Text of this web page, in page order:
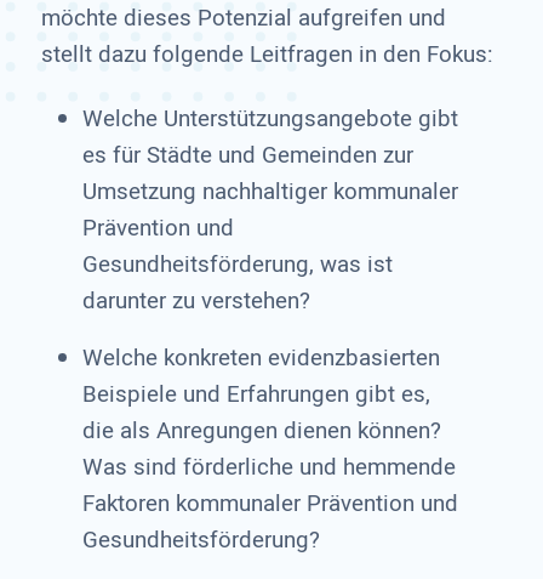
möchte dieses Potenzial aufgreifen und
stellt dazu folgende Leitfragen in den Fokus:
Welche Unterstützungsangebote gibt
es für Städte und Gemeinden zur
Umsetzung nachhaltiger kommunaler
Prävention und
Gesundheitsförderung, was ist
darunter zu verstehen?
Welche konkreten evidenzbasierten
Beispiele und Erfahrungen gibt es,
die als Anregungen dienen können?
Was sind förderliche und hemmende
Faktoren kommunaler Prävention und
Gesundheitsförderung?